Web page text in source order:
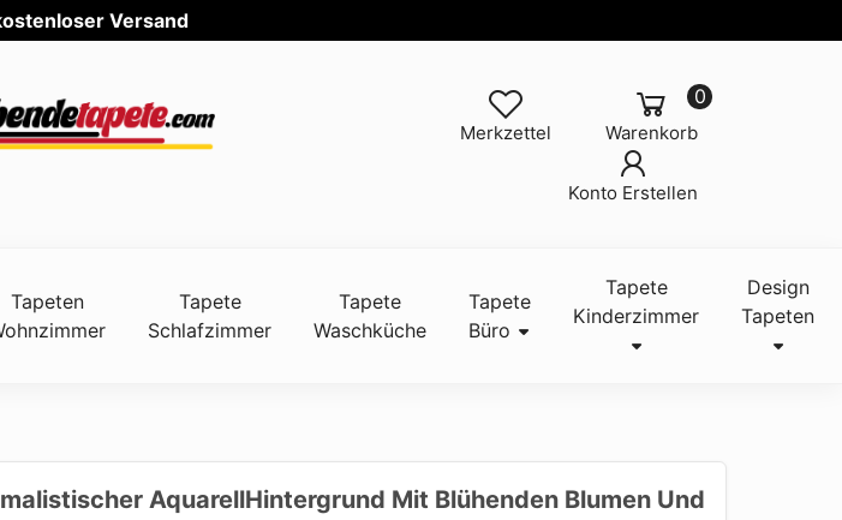
Warenkorb
0
Merkzettel
Konto Erstellen
Tapeten
Tapete
Schlafzimmer
Tapete
Waschküche
Tapete
Büro
Tapete
Kinderzimmer
Design
Tapeten
AquarellHintergrund Mit Blühenden Blumen Und